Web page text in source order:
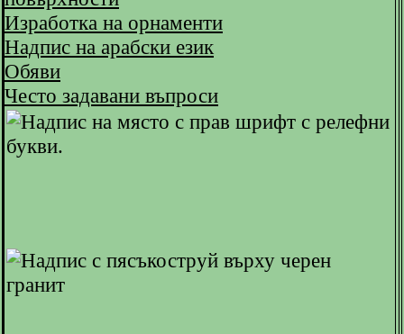
Изработка на орнаменти
Надпис на арабски език
Обяви
Често задавани въпроси